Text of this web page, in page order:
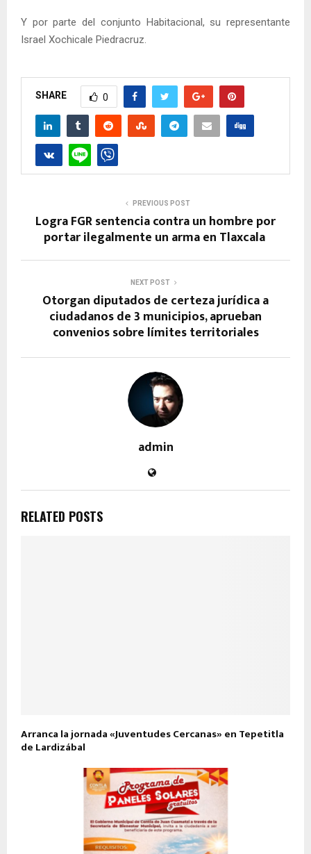
Y por parte del conjunto Habitacional, su representante
Israel Xochicale Piedracruz.
SHARE 0
PREVIOUS POST
Logra FGR sentencia contra un hombre por
portar ilegalmente un arma en Tlaxcala
NEXT POST
Otorgan diputados de certeza jurídica a
ciudadanos de 3 municipios, aprueban
convenios sobre límites territoriales
admin
RELATED POSTS
Arranca la jornada «Juventudes Cercanas» en Tepetitla
de Lardizábal